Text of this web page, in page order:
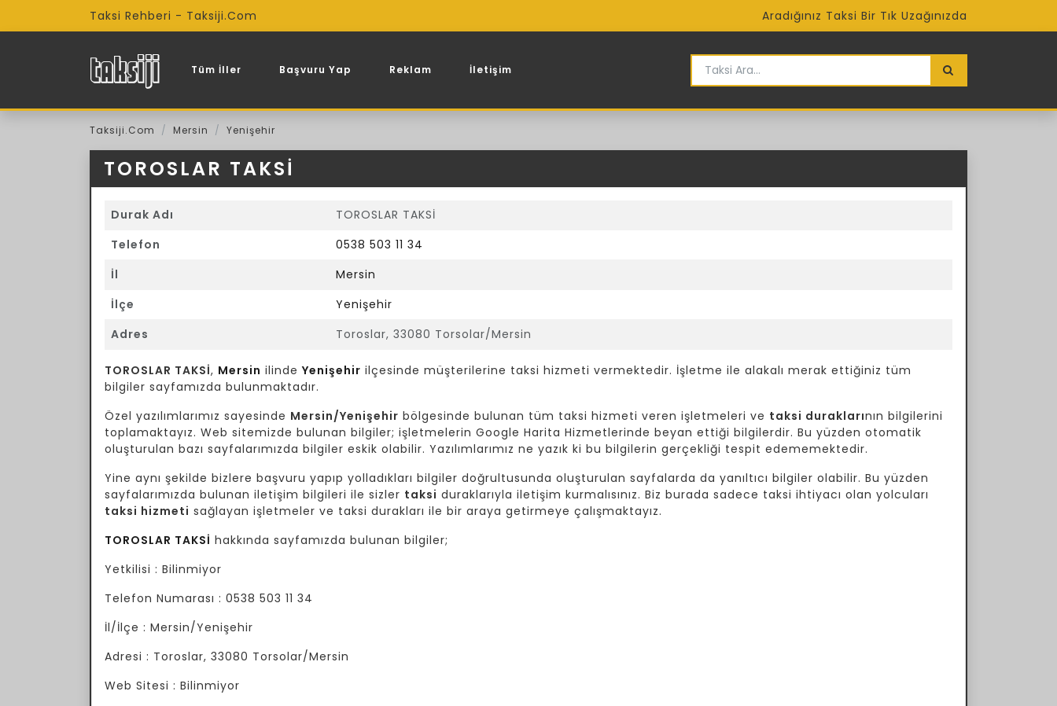
Taksi Rehberi - Taksiji.Com Aradığınız Taksi Bir Tık Uzağınızda
Tüm İller Başvuru Yap Reklam İletişim
Taksiji.Com Mersin Yenişehir
TOROSLAR TAKSİ
Durak Adı
TOROSLAR TAKSİ
Telefon
0538 503 11 34
İl
Mersin
İlçe
Yenişehir
Adres
Toroslar, 33080 Torsolar/Mersin
TOROSLAR TAKSİ, Mersin ilinde Yenişehir ilçesinde müşterilerine taksi hizmeti vermektedir. İşletme ile alakalı merak ettiğiniz tüm
bilgiler sayfamızda bulunmaktadır.
Özel yazılımlarımız sayesinde Mersin/Yenişehir bölgesinde bulunan tüm taksi hizmeti veren işletmeleri ve taksi duraklarının bilgilerini
toplamaktayız. Web sitemizde bulunan bilgiler; işletmelerin Google Harita Hizmetlerinde beyan ettiği bilgilerdir. Bu yüzden otomatik
oluşturulan bazı sayfalarımızda bilgiler eskik olabilir. Yazılımlarımız ne yazık ki bu bilgilerin gerçekliği tespit edememektedir.
Yine aynı şekilde bizlere başvuru yapıp yolladıkları bilgiler doğrultusunda oluşturulan sayfalarda da yanıltıcı bilgiler olabilir. Bu yüzden
sayfalarımızda bulunan iletişim bilgileri ile sizler taksi duraklarıyla iletişim kurmalısınız. Biz burada sadece taksi ihtiyacı olan yolcuları
taksi hizmeti sağlayan işletmeler ve taksi durakları ile bir araya getirmeye çalışmaktayız.
TOROSLAR TAKSİ hakkında sayfamızda bulunan bilgiler;
Yetkilisi : Bilinmiyor
Telefon Numarası : 0538 503 11 34
İl/İlçe : Mersin/Yenişehir
Adresi : Toroslar, 33080 Torsolar/Mersin
Web Sitesi : Bilinmiyor